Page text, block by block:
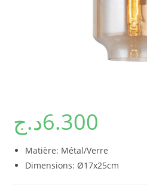
6.300د.ج
Matière: Métal/Verre
Dimensions: Ø17x25cm